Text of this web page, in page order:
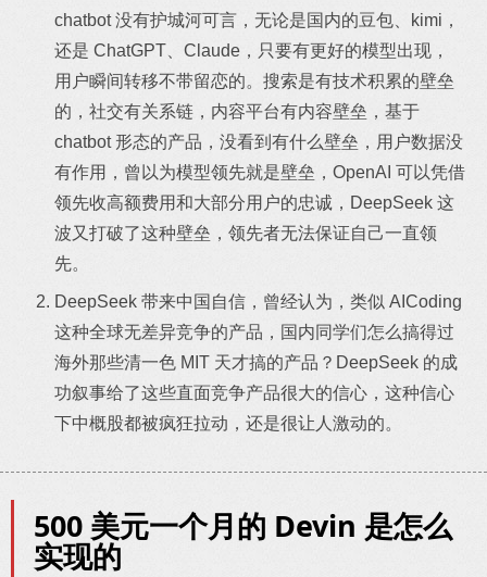
chatbot 没有护城河可言，无论是国内的豆包、kimi，
还是 ChatGPT、Claude，只要有更好的模型出现，
用户瞬间转移不带留恋的。搜索是有技术积累的壁垒
的，社交有关系链，内容平台有内容壁垒，基于
chatbot 形态的产品，没看到有什么壁垒，用户数据没
有作用，曾以为模型领先就是壁垒，OpenAI 可以凭借
领先收高额费用和大部分用户的忠诚，DeepSeek 这
波又打破了这种壁垒，领先者无法保证自己一直领
先。
DeepSeek 带来中国自信，曾经认为，类似 AICoding
这种全球无差异竞争的产品，国内同学们怎么搞得过
海外那些清一色 MIT 天才搞的产品？DeepSeek 的成
功叙事给了这些直面竞争产品很大的信心，这种信心
下中概股都被疯狂拉动，还是很让人激动的。
500 美元一个月的 Devin 是怎么
实现的